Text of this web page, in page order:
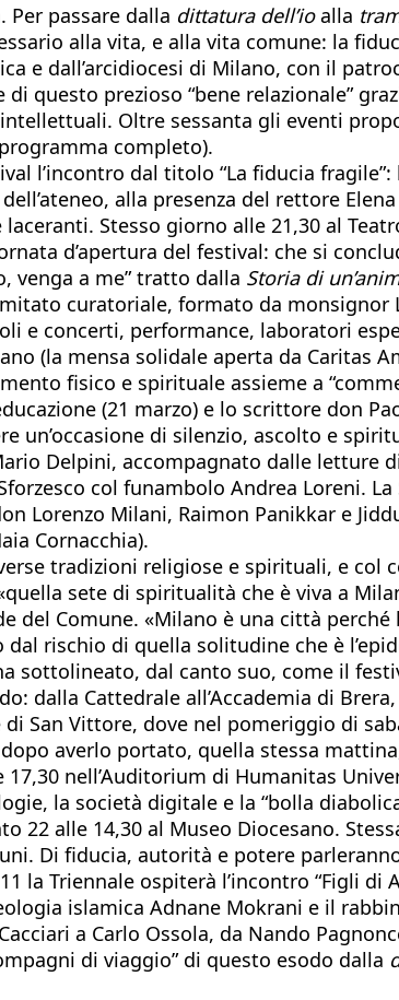
Per passare dalla dittatura dell’ioalla
alla vita, e alla vita comune: la
e dall’arcidiocesi di Milano, con il
questo prezioso “bene relazionale”
Oltre sessanta gli eventi
completo).
l’incontro dal titolo “La fiducia
alla presenza del rettore
Stesso giorno alle 21,30 al
d’apertura del festival: che si
venga a me” tratto dalla Storia di
curatoriale, formato da monsignor
e concerti, performance, laboratori
(la mensa solidale aperta da Caritas
fisico e spirituale assieme a
(21 marzo) e lo scrittore don
un’occasione di silenzio, ascolto e
Delpini, accompagnato dalle letture
col funambolo Andrea Loreni.
Lorenzo Milani, Raimon Panikkar e
Cornacchia).
tradizioni religiose e spirituali, e
sete di spiritualità che è viva a
Comune. «Milano è una città perché
rischio di quella solitudine che è
sottolineato, dal canto suo, come il
Cattedrale all’Accademia di
San Vittore, dove nel pomeriggio di
averlo portato, quella stessa
nell’Auditorium di Humanitas
la società digitale e la “bolla
alle 14,30 al Museo Diocesano.
Di fiducia, autorità e potere
Triennale ospiterà l’incontro “Figli di
islamica Adnane Mokrani e il
a Carlo Ossola, da Nando
di viaggio” di questo esodo dalla